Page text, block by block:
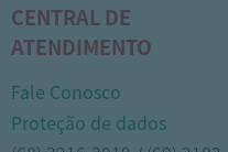
CENTRAL DE
ATENDIMENTO
Fale Conosco
Proteção de dados